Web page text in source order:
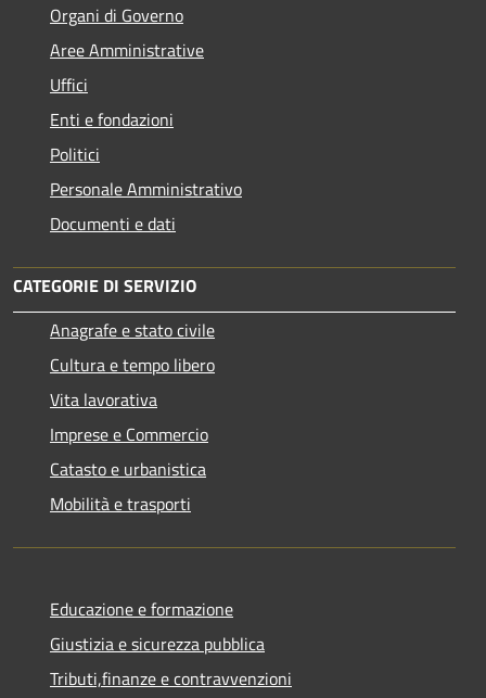
Organi di Governo
Aree Amministrative
Uffici
Enti e fondazioni
Politici
Personale Amministrativo
Documenti e dati
CATEGORIE DI SERVIZIO
Anagrafe e stato civile
Cultura e tempo libero
Vita lavorativa
Imprese e Commercio
Catasto e urbanistica
Mobilità e trasporti
Educazione e formazione
Giustizia e sicurezza pubblica
Tributi,finanze e contravvenzioni